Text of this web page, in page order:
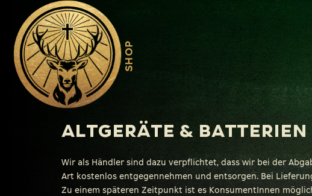
SHOP
ALTGERÄTE & BATTERIEN
Wir als Händler sind dazu verpflichtet, dass wir bei der
Art kostenlos entgegennehmen und entsorgen. Bei
Zu einem späteren Zeitpunkt ist es KonsumentInnen